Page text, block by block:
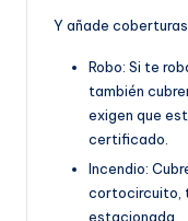
Y añade
Robo: Si te
también
exigen que
certificado.
Incendio:
cortocircuito,
estacionada.